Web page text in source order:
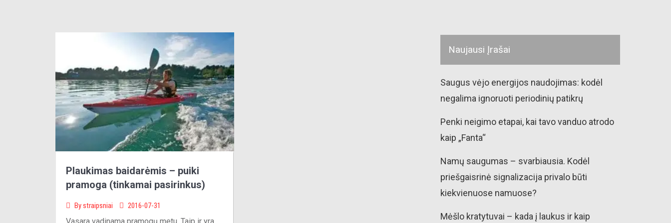
Plaukimas baidarėmis – puiki
pramoga (tinkamai pasirinkus)
Bystraipsniai 2016-07-31
Vasara vadinama pramogų metu. Taip ir yra.
Naujausi Įrašai
Saugus vėjo energijos naudojimas: kodėl
negalima ignoruoti periodinių patikrų
Penki neigimo etapai, kai tavo vanduo atrodo
kaip „Fanta“
Namų saugumas – svarbiausia. Kodėl
priešgaisrinė signalizacija privalo būti
kiekvienuose namuose?
Mėšlo kratytuvai – kada į laukus ir kaip